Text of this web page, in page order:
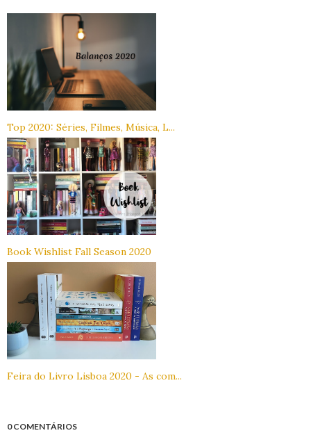
Top 2020: Séries, Filmes, Música, L...
Book Wishlist Fall Season 2020
Feira do Livro Lisboa 2020 - As com...
0 COMENTÁRIOS